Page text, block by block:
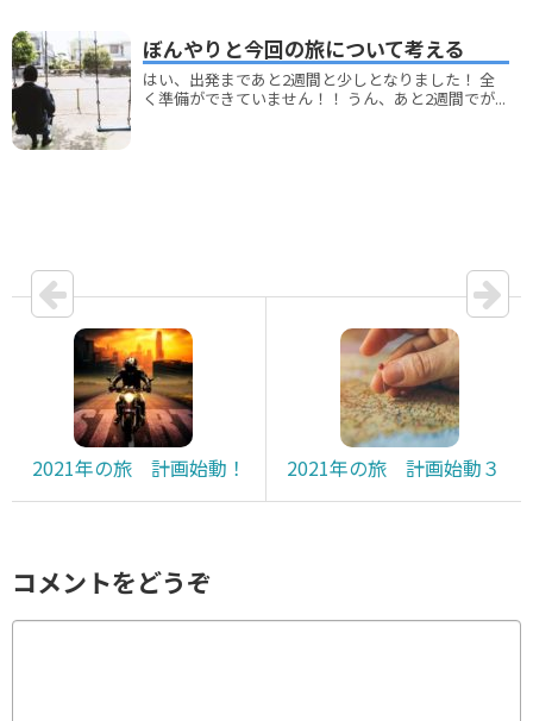
ぼんやりと今回の旅について考える
はい、出発まであと2週間と少しとなりました！ 全
く準備ができていません！！ うん、あと2週間でが...
2021年の旅 計画始動！ 2021年の旅 計画始動３
コメントをどうぞ